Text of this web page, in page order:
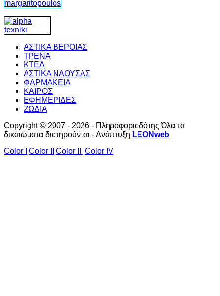
ΑΣΤΙΚΑ ΒΕΡΟΙΑΣ
ΤΡΕΝΑ
ΚΤΕΛ
ΑΣΤΙΚΑ ΝΑΟΥΣΑΣ
ΦΑΡΜΑΚΕΙΑ
ΚΑΙΡΟΣ
ΕΦΗΜΕΡΙΔΕΣ
ΖΩΔΙΑ
Copyright © 2007 - 2026 - Πληροφοριοδότης Όλα τα
δικαιώματα διατηρούνται - Ανάπτυξη LEONweb
Color I
Color II Color III Color IV